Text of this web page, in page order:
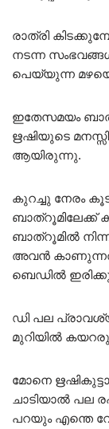
രാത്രി
നടന്ന
പെയ്യുന്ന മഴയെ
ഇതേസമയം
ഋഷിയുടെ
ആയിരുന്നു.
കുറച്ചു നേരം
ബാത്റൂമിലേക്ക്
ബാത്റൂമിൽ
അവൻ കാണുന്നത്
ബെഡിൽ
ഡി പല
മുറിയിൽ
മോനെ
ചാടിയാൽ പല
പറയും എന്തെ